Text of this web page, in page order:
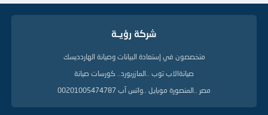
شركة رؤيــة
متخصصون في إستعادة البيانات وصيانة الهاردديسك
صيانةالاب توب ..المازربورد.. كورسات صيانة
مصر ..المنصورة موبايل ..واتس آب 00201005474787